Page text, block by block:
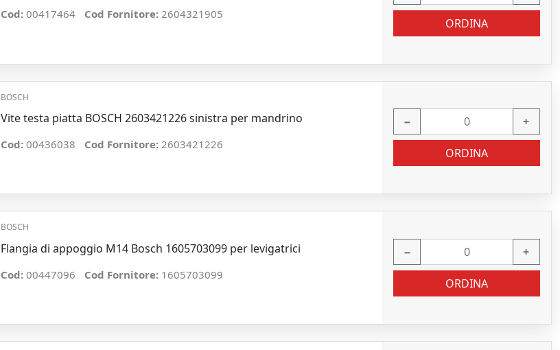
Cod: 00417464 Cod Fornitore: 2604321905
ORDINA
BOSCH
Vite testa piatta BOSCH 2603421226 sinistra per mandrino
Cod: 00436038 Cod Fornitore: 2603421226
− +
ORDINA
BOSCH
Flangia di appoggio M14 Bosch 1605703099 per levigatrici
Cod: 00447096 Cod Fornitore: 1605703099
− +
ORDINA